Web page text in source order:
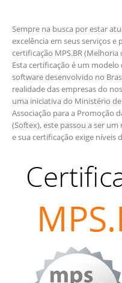
Sempre na busca por estar
excelência em seus serviços
certificação MPS.BR
Esta certificação é um
software desenvolvido no
realidade das empresas do
uma iniciativa do Ministério de
Associação para a Promoção
(Softex), este passou a ser
e sua certificação exige níveis